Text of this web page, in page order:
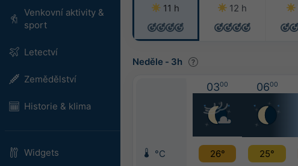
Venkovní aktivity &
sport
Letectví
Zemědělství
Historie & klima
Widgets
11 h
12 h
Neděle - 3h
0300 0600
°C 26° 25°